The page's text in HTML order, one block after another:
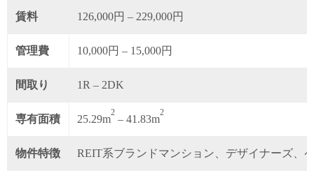
賃料 126,000円 – 229,000円
管理費 10,000円 – 15,000円
間取り 1R – 2DK
専有面積 25.29m
2
– 41.83m
2
物件特徴 REIT系ブランドマンション、デザイナーズ、